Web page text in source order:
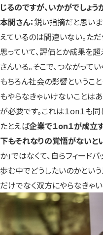
じるのですが、いかがでしょう
本間さん：鋭い指摘だと思い
えているのは間違いない。た
思っていて、評価とか成果を
さんいる。そこで、つながって
もちろん社会の影響というこ
もやらなきゃいけないことはあ
が必要です。これは１on１も同
たとえば企業で１on１が成立
下もそれなりの覚悟がないと
か」ではなくて、自らフィード
歩む中でどうしたいのかとい
だけでなく双方にやらなきゃ